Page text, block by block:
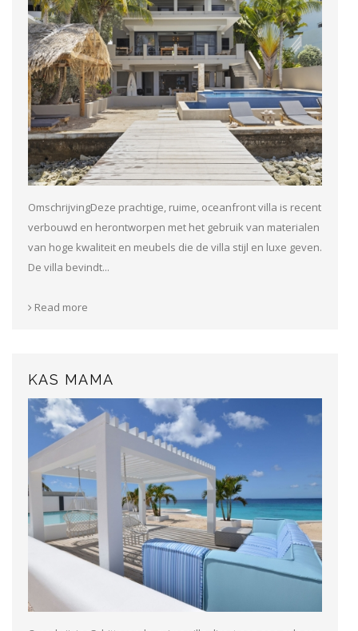
OmschrijvingDeze prachtige, ruime, oceanfront villa is recent
verbouwd en herontworpen met het gebruik van materialen
van hoge kwaliteit en meubels die de villa stijl en luxe geven.
De villa bevindt...
Read more
KAS MAMA